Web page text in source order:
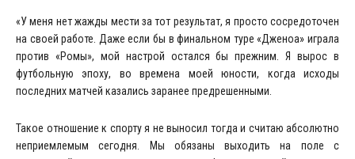
«У меня нет жажды мести за тот результат, я просто сосредоточен
на своей работе. Даже если бы в финальном туре «Дженоа» играла
против «Ромы», мой настрой остался бы прежним. Я вырос в
футбольную эпоху, во времена моей юности, когда исходы
последних матчей казались заранее предрешенными.
Такое отношение к спорту я не выносил тогда и считаю абсолютно
неприемлемым сегодня. Мы обязаны выходить на поле с